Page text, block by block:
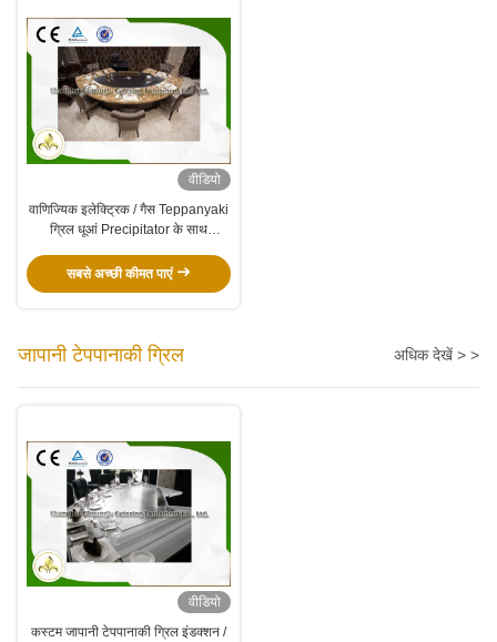
वीडियो
वाणिज्यिक इलेक्ट्रिक / गैस Teppanyaki
ग्रिल धूआं Precipitator के साथ
सबसे अच्छी कीमत पाएं
जापानी टेपपानाकी ग्रिल अधिक देखें > >
वीडियो
कस्टम जापानी टेपपानाकी ग्रिल इंडक्शन /